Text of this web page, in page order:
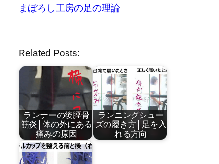
まぼろし工房の足の理論
Related Posts:
ランナーの後脛骨
筋炎│体の外にある
痛みの原因
by
近藤祐司
ランニングシュー
ズの履き方│足を入
れる方向